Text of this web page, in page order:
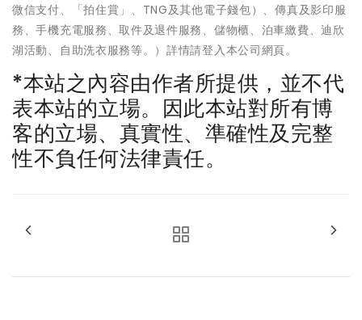
微信支付、「拍住賞」、TNG及其他電子錢包）、傳真及影印服
務、手機充電服務、取件及退件服務、儲物櫃、泊車繳費、迪欣
湖活動、自助洗衣服務等。）詳情請登入本公司網頁。
*本站之內容由作者所提供，並不代
表本站的立場。因此本站對所有博
客的立場、真實性、準確性及完整
性不負任何法律責任。